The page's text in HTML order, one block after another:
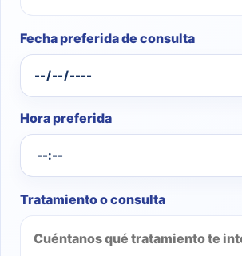
Fecha preferida de consulta
Hora preferida
Tratamiento o consulta